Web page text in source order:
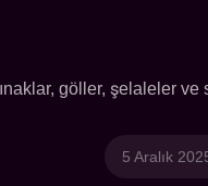
göller, şelaleler
5 Aralık